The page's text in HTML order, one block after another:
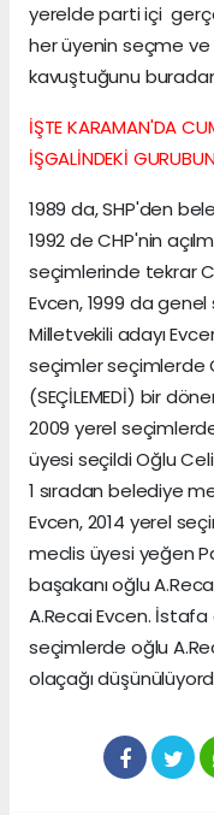
yerelde parti içi
her üyenin seçme
kavuştuğunu
İŞTE KARAMAN'DA
İŞGALİNDEKİ
1989 da, SHP'den
1992 de CHP'nin
seçimlerinde tekrar
Evcen, 1999 da
Milletvekili adayı
seçimler seçimlerde
(SEÇİLEMEDİ) bir
2009 yerel
üyesi seçildi Oğlu
1 sıradan belediye
Evcen, 2014 yerel
meclis üyesi yeğen
başakanı oğlu
A.Recai Evcen.
seçimlerde oğlu
olaçağı